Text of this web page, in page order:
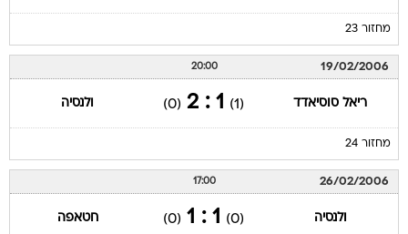
מחזור 23
19/02/2006
20:00
ריאל סוסיאדד (1)
1 : 2
(0) ולנסיה
מחזור 24
26/02/2006
17:00
ולנסיה (0)
1 : 1
(0) חטאפה